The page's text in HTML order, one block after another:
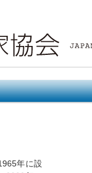
年に設